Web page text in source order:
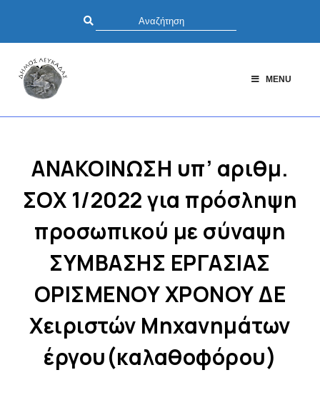
MENU
ΑΝΑΚΟΙΝΩΣΗ υπ’ αριθμ.
ΣΟΧ 1/2022 για πρόσληψη
προσωπικού με σύναψη
ΣΥΜΒΑΣΗΣ ΕΡΓΑΣΙΑΣ
ΟΡΙΣΜΕΝΟΥ ΧΡΟΝΟΥ ΔΕ
Χειριστών Μηχανημάτων
έργου(καλαθοφόρου)